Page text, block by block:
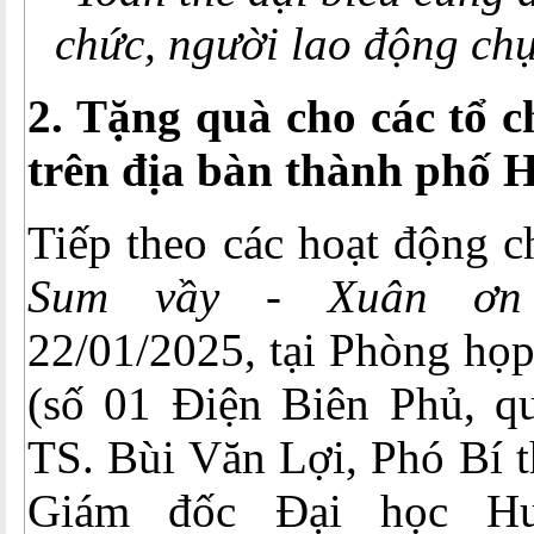
chức, người lao động
2. Tặng quà cho các tổ
trên địa bàn thành phố
Tiếp theo các hoạt động
Sum vầy - Xuân
22/01/2025, tại Phòng
(số 01 Điện Biên Phủ,
TS. Bùi Văn Lợi, Phó Bí
Giám đốc Đại học